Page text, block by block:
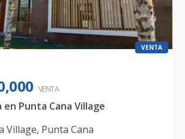
VENTA
VENTA
en Punta Cana Village
Village, Punta Cana